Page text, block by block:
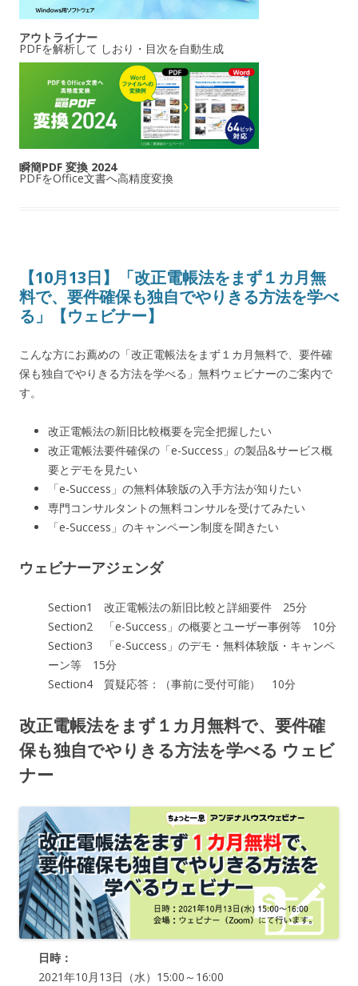
アウトライナー
PDFを解析して しおり・目次を自動生成
瞬簡PDF 変換 2024
PDFをOffice文書へ高精度変換
【10月13日】「改正電帳法をまず１カ月無
料で、要件確保も独自でやりきる方法を学べ
る」【ウェビナー】
こんな方にお薦めの「改正電帳法をまず１カ月無料で、要件確
保も独自でやりきる方法を学べる」無料ウェビナーのご案内で
す。
改正電帳法の新旧比較概要を完全把握したい
改正電帳法要件確保の「e-Success」の製品&サービス概
要とデモを見たい
「e-Success」の無料体験版の入手方法が知りたい
専門コンサルタントの無料コンサルを受けてみたい
「e-Success」のキャンペーン制度を聞きたい
ウェビナーアジェンダ
Section1 改正電帳法の新旧比較と詳細要件 25分
Section2 「e-Success」の概要とユーザー事例等 10分
Section3 「e-Success」のデモ・無料体験版・キャンペ
ーン等 15分
Section4 質疑応答：（事前に受付可能） 10分
改正電帳法をまず１カ月無料で、要件確
保も独自でやりきる方法を学べる ウェビ
ナー
日時：
2021年10月13日（水）15:00～16:00